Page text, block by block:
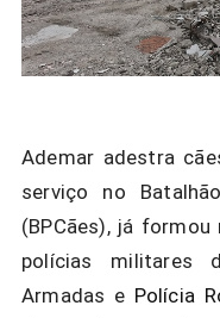
Ademar adestra
serviço no
(BPCães), já
polícias militares
Armadas e Polícia